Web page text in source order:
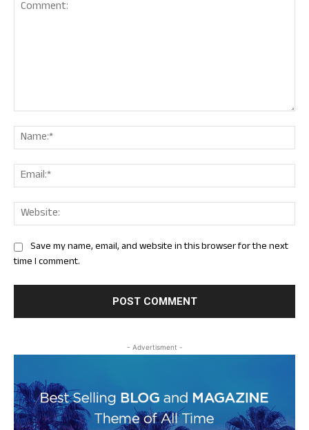
Save my name, email, and website in this browser for the next
time I comment.
- Advertisment -